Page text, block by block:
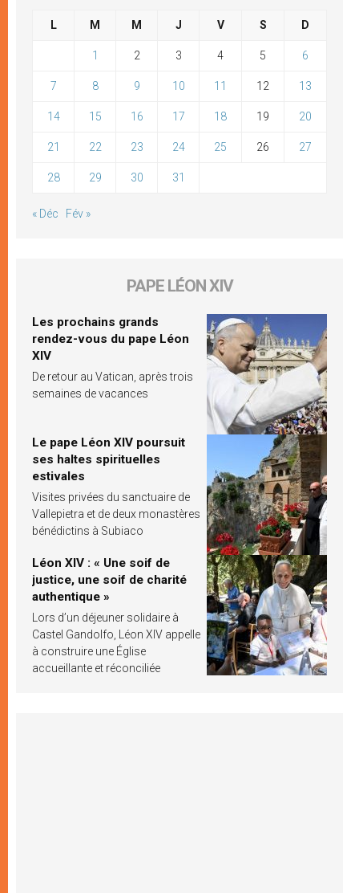
L M M J V S D
1 2 3 4 5 6
7 8 9 10 11 12 13
14 15 16 17 18 19 20
21 22 23 24 25 26 27
28 29 30 31
« Déc Fév »
PAPE LÉON XIV
Les prochains grands
rendez-vous du pape Léon
XIV
De retour au Vatican, après trois
semaines de vacances
Le pape Léon XIV poursuit
ses haltes spirituelles
estivales
Visites privées du sanctuaire de
Vallepietra et de deux monastères
bénédictins à Subiaco
Léon XIV : « Une soif de
justice, une soif de charité
authentique »
Lors d’un déjeuner solidaire à
Castel Gandolfo, Léon XIV appelle
à construire une Église
accueillante et réconciliée